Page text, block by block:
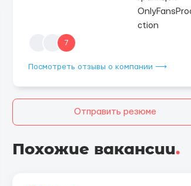
7
Посмотреть отзывы о компании ⟶
Отправить резюме
Похожие вакансии.